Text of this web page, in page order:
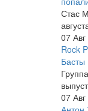
Стас
07
Rock
Басты
07